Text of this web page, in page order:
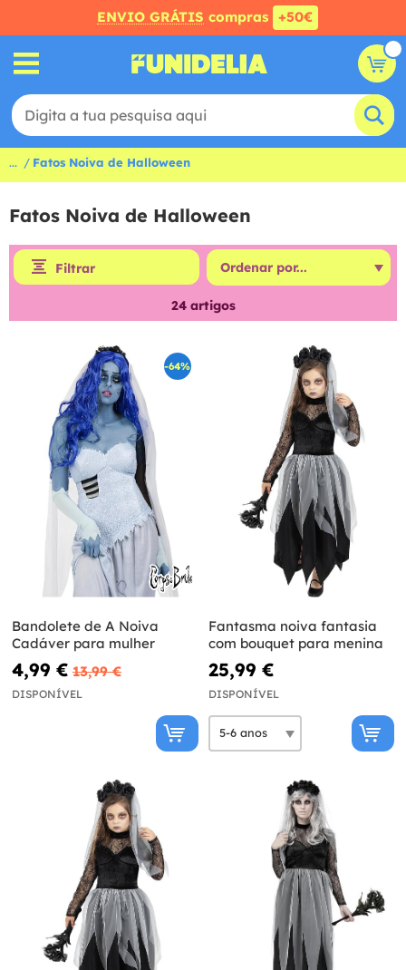
ENVIO GRÁTIS compras +50€
... Fatos Noiva de Halloween
Fatos Noiva de Halloween
Filtrar
24artigos
-64%
Bandolete de A Noiva
Cadáver para mulher
4,99 € 13,99 €
DISPONÍVEL
Fantasma noiva fantasia
com bouquet para menina
25,99 €
DISPONÍVEL